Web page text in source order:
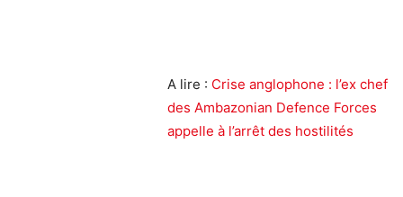
A lire : Crise anglophone : l’ex chef
des Ambazonian Defence Forces
appelle à l’arrêt des hostilités